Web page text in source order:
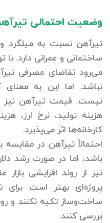
وضعیت احتمالی تیرآهن
تیرآهن نسبت به میلگرد
ساختمانی و عمرانی دارد.
نباشد. اما این به
نیست. قیمت تیرآهن
هزینه تولید، نرخ ارز،
کارخانه‌ها اثر می‌پذیرد.
احتمالاً تیرآهن در
باشد، اما در صورت رشد
نیز از روند افزایشی بازار
پروژه‌ای بهتر است برای
ساخت‌وساز تکیه نکنند و
بررسی کنند.